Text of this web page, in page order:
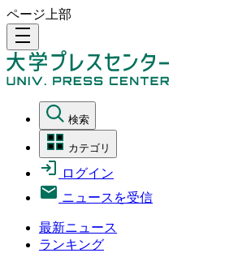
ページ上部
density_medium
検索
カテゴリ
ログイン
ニュースを受信
最新ニュース
ランキング